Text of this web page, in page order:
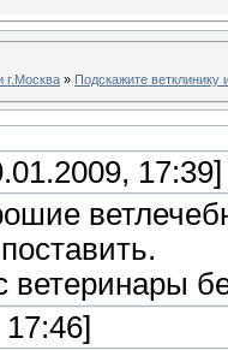
г.Москва » Подскажите ветклинику
17:39]
ветеринары